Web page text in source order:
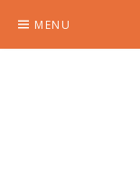
content
MENU